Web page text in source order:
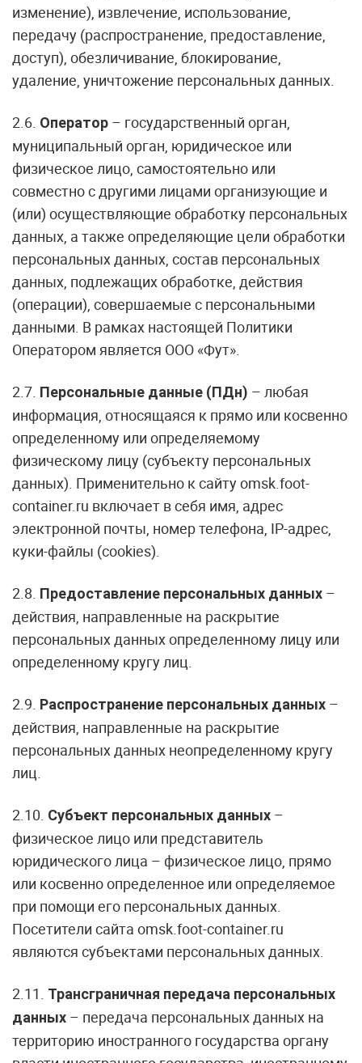
изменение), извлечение, использование,
передачу (распространение, предоставление,
доступ), обезличивание, блокирование,
удаление, уничтожение персональных данных.
2.6. Оператор – государственный орган,
муниципальный орган, юридическое или
физическое лицо, самостоятельно или
совместно с другими лицами организующие и
(или) осуществляющие обработку персональных
данных, а также определяющие цели обработки
персональных данных, состав персональных
данных, подлежащих обработке, действия
(операции), совершаемые с персональными
данными. В рамках настоящей Политики
Оператором является ООО «Фут».
2.7. Персональные данные (ПДн) – любая
информация, относящаяся к прямо или косвенно
определенному или определяемому
физическому лицу (субъекту персональных
данных). Применительно к сайту omsk.foot-
container.ru включает в себя имя, адрес
электронной почты, номер телефона, IP-адрес,
куки-файлы (cookies).
2.8. Предоставление персональных данных –
действия, направленные на раскрытие
персональных данных определенному лицу или
определенному кругу лиц.
2.9. Распространение персональных данных –
действия, направленные на раскрытие
персональных данных неопределенному кругу
лиц.
2.10. Субъект персональных данных –
физическое лицо или представитель
юридического лица – физическое лицо, прямо
или косвенно определенное или определяемое
при помощи его персональных данных.
Посетители сайта omsk.foot-container.ru
являются субъектами персональных данных.
2.11. Трансграничная передача персональных
данных – передача персональных данных на
территорию иностранного государства органу